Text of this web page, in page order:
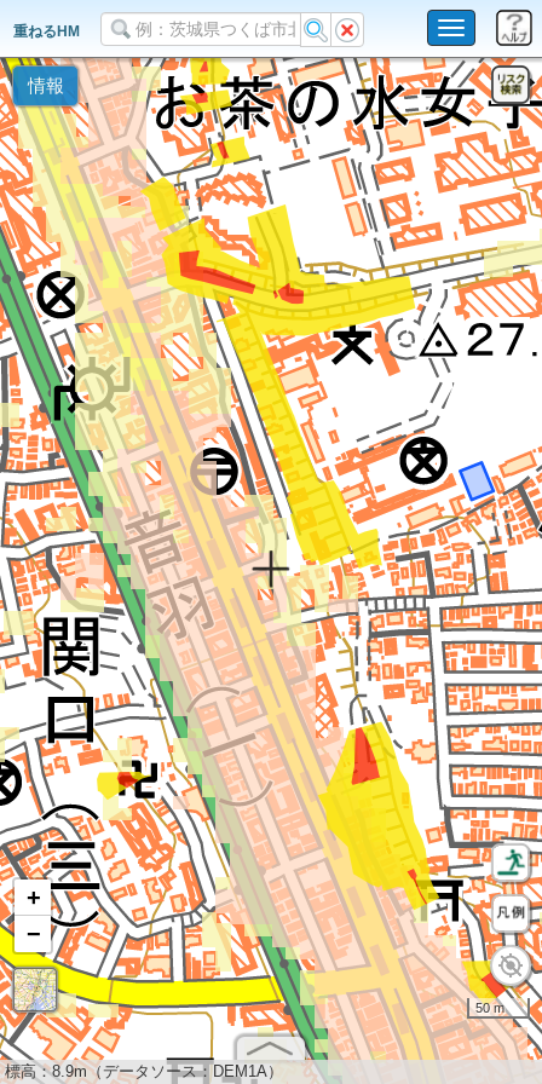
Toggle
navigation
重ねるHM
情報
+
−
50 m
標高：8.9m（データソース：DEM1A）